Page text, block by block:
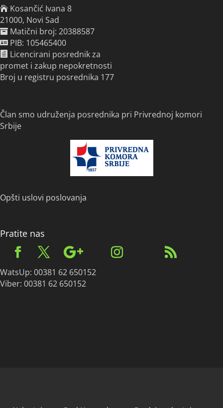
Kosančić Ivana 8
21000, Novi Sad
Matični broj: 20388587
PIB: 105465400
Licencirani posrednik za
promet i zakup nepokretnosti
Broj u registru posrednika 177
Član smo udruženja posrednika pri Privrednoj komori
Srbije
Opšti uslovi poslovanja
Pratite nas
WatsUp: 00381 62 650152
Viber: 00381 62 650152